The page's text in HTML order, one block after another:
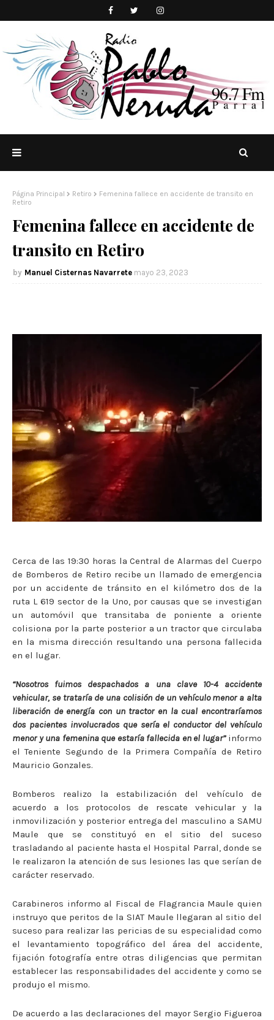
Página Principal Retiro
Femenina fallece en accidente de transito en
Retiro
Femenina fallece en accidente de
transito en Retiro
Manuel Cisternas Navarrete mayo 23, 2023
Cerca de las 19:30 horas la Central de Alarmas del Cuerpo
de Bomberos de Retiro recibe un llamado de emergencia
por un accidente de tránsito en el kilómetro dos de la
ruta L 619 sector de la Uno, por causas que se investigan
un automóvil que transitaba de poniente a oriente
colisiona por la parte posterior a un tractor que circulaba
en la misma dirección resultando una persona fallecida
en el lugar.
“Nosotros fuimos despachados a una clave 10-4 accidente
vehicular, se trataría de una colisión de un vehículo menor a alta
liberación de energía con un tractor en la cual encontraríamos
dos pacientes involucrados que sería el conductor del vehículo
menor y una femenina que estaría fallecida en el lugar”informo
el Teniente Segundo de la Primera Compañía de Retiro
Mauricio Gonzales.
Bomberos realizo la estabilización del vehículo de
acuerdo a los protocolos de rescate vehicular y la
inmovilización y posterior entrega del masculino a SAMU
Maule que se constituyó en el sitio del suceso
trasladando al paciente hasta el Hospital Parral, donde se
le realizaron la atención de sus lesiones las que serían de
carácter reservado.
Carabineros informo al Fiscal de Flagrancia Maule quien
instruyo que peritos de la SIAT Maule llegaran al sitio del
suceso para realizar las pericias de su especialidad como
el levantamiento topográfico del área del accidente,
fijación fotografía entre otras diligencias que permitan
establecer las responsabilidades del accidente y como se
produjo el mismo.
De acuerdo a las declaraciones del mayor Sergio Figueroa